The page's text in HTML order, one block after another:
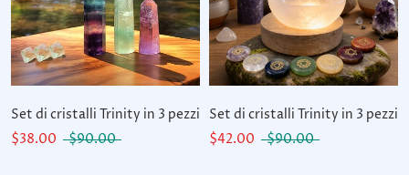
Set di cristalli Trinity in 3 pezzi
$38.00
$90.00
Set di cristalli Trinity in 3 pezzi
$42.00
$90.00